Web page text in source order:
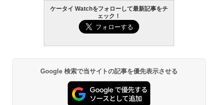
ケータイ Watchをフォローして最新記事をチ
ェック！
Google 検索で当サイトの記事を優先表示させる